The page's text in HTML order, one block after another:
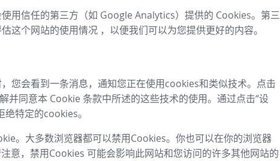
用信任的第三方（如 Google Analytics）提供的 Cookies。第三
这个网站的使用情况 ，以便我们可以为您提供更好的内容。
您会看到一条消息，通知您正在使用cookies和类似技术。点击
并同意本 Cookie 条款中所述的这些技术的使用。通过点击“设
特定的cookies。
。大多数浏览器都可以禁用Cookies。你也可以在你的浏览器
意，禁用Cookies 可能会影响此网站和您访问的许多其他网站的